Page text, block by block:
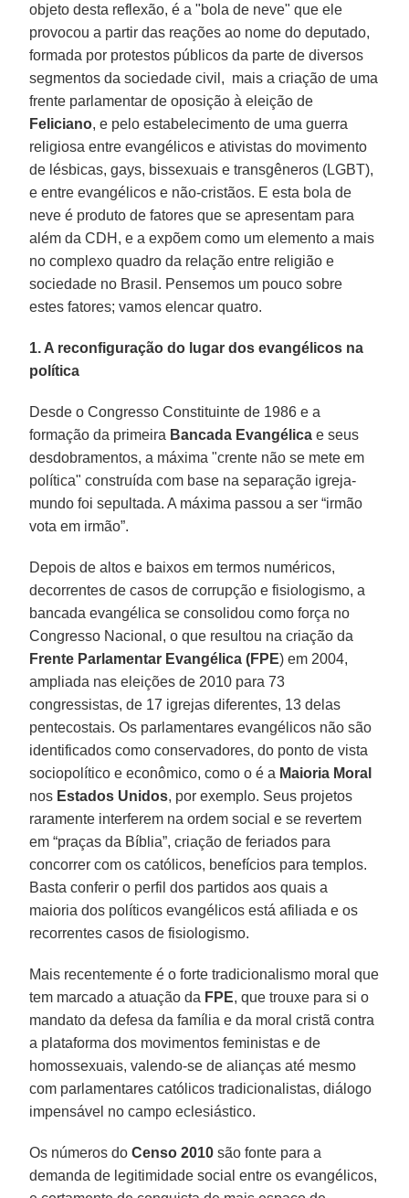
objeto desta reflexão, é a "bola de neve" que ele
provocou a partir das reações ao nome do deputado,
formada por protestos públicos da parte de diversos
segmentos da sociedade civil, mais a criação de uma
frente parlamentar de oposição à eleição de
Feliciano, e pelo estabelecimento de uma guerra
religiosa entre evangélicos e ativistas do movimento
de lésbicas, gays, bissexuais e transgêneros (LGBT),
e entre evangélicos e não-cristãos. E esta bola de
neve é produto de fatores que se apresentam para
além da CDH, e a expõem como um elemento a mais
no complexo quadro da relação entre religião e
sociedade no Brasil. Pensemos um pouco sobre
estes fatores; vamos elencar quatro.
1. A reconfiguração do lugar dos evangélicos na
política
Desde o Congresso Constituinte de 1986 e a
formação da primeira Bancada Evangélica e seus
desdobramentos, a máxima "crente não se mete em
política" construída com base na separação igreja-
mundo foi sepultada. A máxima passou a ser “irmão
vota em irmão”.
Depois de altos e baixos em termos numéricos,
decorrentes de casos de corrupção e fisiologismo, a
bancada evangélica se consolidou como força no
Congresso Nacional, o que resultou na criação da
Frente Parlamentar Evangélica (FPE) em 2004,
ampliada nas eleições de 2010 para 73
congressistas, de 17 igrejas diferentes, 13 delas
pentecostais. Os parlamentares evangélicos não são
identificados como conservadores, do ponto de vista
sociopolítico e econômico, como o é a Maioria Moral
nos Estados Unidos, por exemplo. Seus projetos
raramente interferem na ordem social e se revertem
em “praças da Bíblia”, criação de feriados para
concorrer com os católicos, benefícios para templos.
Basta conferir o perfil dos partidos aos quais a
maioria dos políticos evangélicos está afiliada e os
recorrentes casos de fisiologismo.
Mais recentemente é o forte tradicionalismo moral que
tem marcado a atuação da FPE, que trouxe para si o
mandato da defesa da família e da moral cristã contra
a plataforma dos movimentos feministas e de
homossexuais, valendo-se de alianças até mesmo
com parlamentares católicos tradicionalistas, diálogo
impensável no campo eclesiástico.
Os números doCenso 2010são fonte para a
demanda de legitimidade social entre os evangélicos,